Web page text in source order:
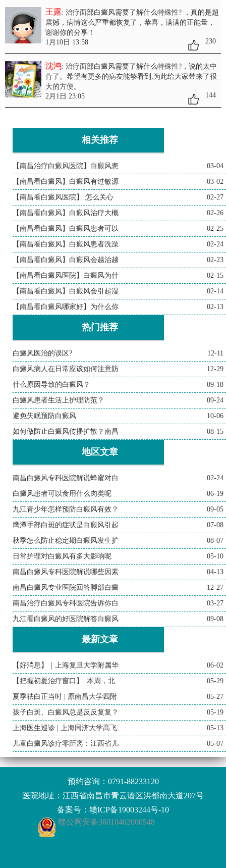
王露: 治疗面部白癜风需要了解什么特殊性?
，真的是超
震撼，病情这么严重都恢复了，恭喜，满满的正能量，
谢谢你的分享！
1月10日 13:58
230
沈鸿: 治疗面部白癜风需要了解什么特殊性? ，说的太中
肯了。希望有更多的病友能够看到,为此给大家带来了很
大的方便。
2月1日 23:05
144
相关推荐
【南昌治疗白癜风医院】白癜风患 03-04
【南昌看白癜风】白癜风有过敏源 03-02
【南昌看白癜风医院】 怎么关心 02-27
【南昌看白癜风】白癜风治疗大概 02-26
【南昌看白癜风】白癜风患者可以 02-25
【南昌看白癜风】白癜风患者洗澡 02-24
【南昌看白癜风】白癜风会越治越 02-23
【南昌看白癜风医院】白癜风为什 02-15
【南昌看白癜风】白癜风会引起湿 02-14
【南昌看白癜风哪家好】为什么你 02-13
热门推荐
白癜风医治的误区? 12-11
白癜风病人在日常应该如何注意防 12-29
什么原因导致的白癜风？ 09-18
白癜风患者生活上护理防范？ 09-24
避免失眠预防白癜风 10-06
如何做防止白癜风传播扩散？南昌 08-15
地区文章
南昌白癜风专科医院解说蜂蜜对白 02-24
白癜风患者可以食用什么肉类呢 06-19
九江青少年怎样预防白癜风有效？ 09-05
鹰潭手部白斑的症状是白癜风引起 07-08
秋季怎么防止稳定期白癜风发生扩 08-07
日常护理对白癜风有多大影响呢 05-10
南昌白癜风专科医院解说哪些因素 04-13
南昌白癜风专业医院回答脚部白癜 12-27
南昌治疗白癜风专科医院告诉你白 03-27
九江看白癜风的好医院解答白癜风 09-08
最新文章
【好消息】｜上海复旦大学附属华 06-02
【把握初夏治疗窗口】| 本周，北 05-29
夏季祛白正当时 | 原南昌大学四附 05-27
孩子白斑、白癜风总是反反复复？ 05-19
上海医生巡诊 | 上海同济大学高飞 05-13
儿童白癜风诊疗零距离：江西省儿 05-07
预约咨询： 0791-88233120
医院地址：江西省南昌市青云谱区洪都南大道207号
备案号： 赣ICP备19003244号-10
赣公网安备36010402000548